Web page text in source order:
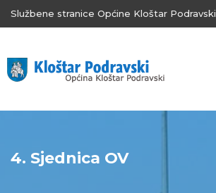
Službene stranice Općine Kloštar Podravski
4. Sjednica OV